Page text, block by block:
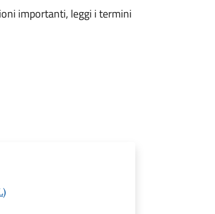
importanti, leggi i termini